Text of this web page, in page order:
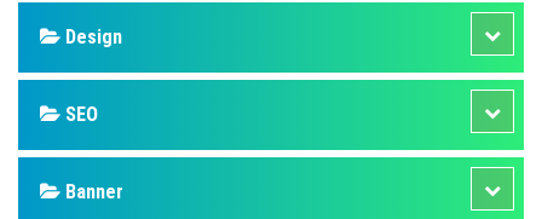
Design
SEO
Banner